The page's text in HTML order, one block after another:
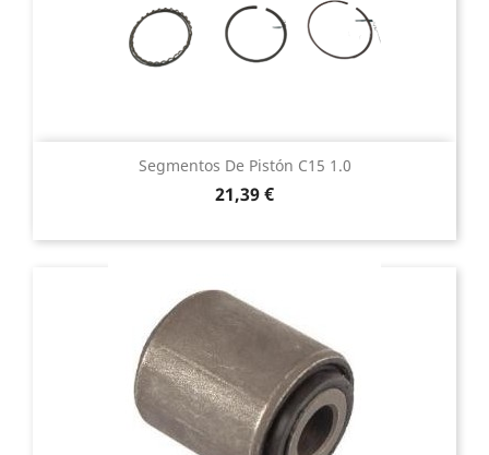
Segmentos De Pistón C15 1.0
Precio
21,39 €